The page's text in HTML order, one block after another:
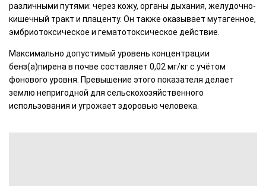
различными путями: через кожу, органы дыхания, желудочно-
кишечный тракт и плаценту. Он также оказывает мутагенное,
эмбриотоксическое и гематотоксическое действие.
Максимально допустимый уровень концентрации
бенз(а)пирена в почве составляет 0,02 мг/кг с учётом
фонового уровня. Превышение этого показателя делает
землю непригодной для сельскохозяйственного
использования и угрожает здоровью человека.